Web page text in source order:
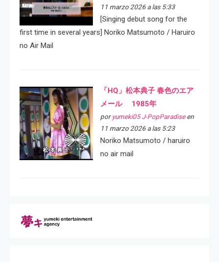
11 marzo 2026 a las 5:33
[Singing debut song for the
first time in several years] Noriko Matsumoto / Haruiro
no Air Mail
「HQ」松本典子 春色のエア
メール 1985年
por yumeki05 J-PopParadiseen
11 marzo 2026 a las 5:23
Noriko Matsumoto / haruiro
no air mail